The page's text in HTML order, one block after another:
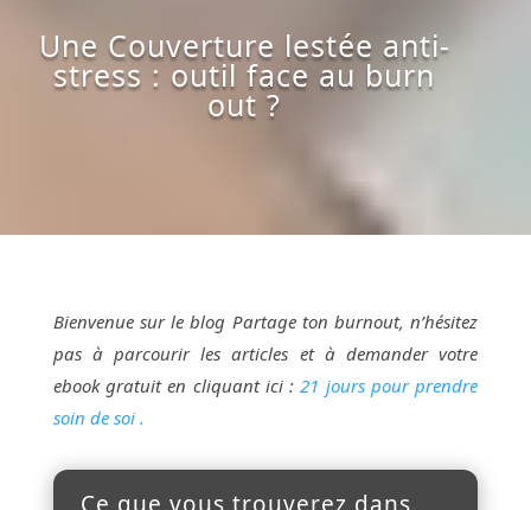
Une Couverture lestée anti-
stress : outil face au burn
out ?
Bienvenue sur le blog Partage ton burnout, n’hésitez
pas à parcourir les articles et à demander votre
ebook gratuit en cliquant ici :21 jours pour prendre
soin de soi .